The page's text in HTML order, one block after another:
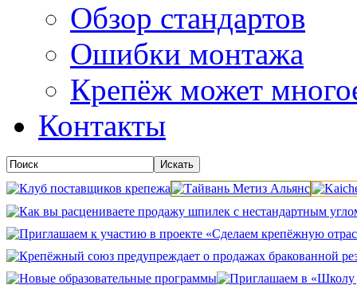
Обзор стандартов
Ошибки монтажа
Крепёж может
Контакты